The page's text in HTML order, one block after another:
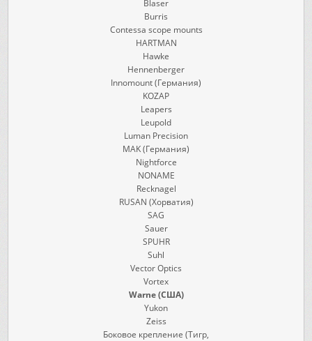
Blaser
Burris
Contessa scope mounts
HARTMAN
Hawke
Hennenberger
Innomount (Германия)
KOZAP
Leapers
Leupold
Luman Precision
MAK (Германия)
Nightforce
NONAME
Recknagel
RUSAN (Хорватия)
SAG
Sauer
SPUHR
Suhl
Vector Optics
Vortex
Warne (США)
Yukon
Zeiss
Боковое крепление (Тигр,